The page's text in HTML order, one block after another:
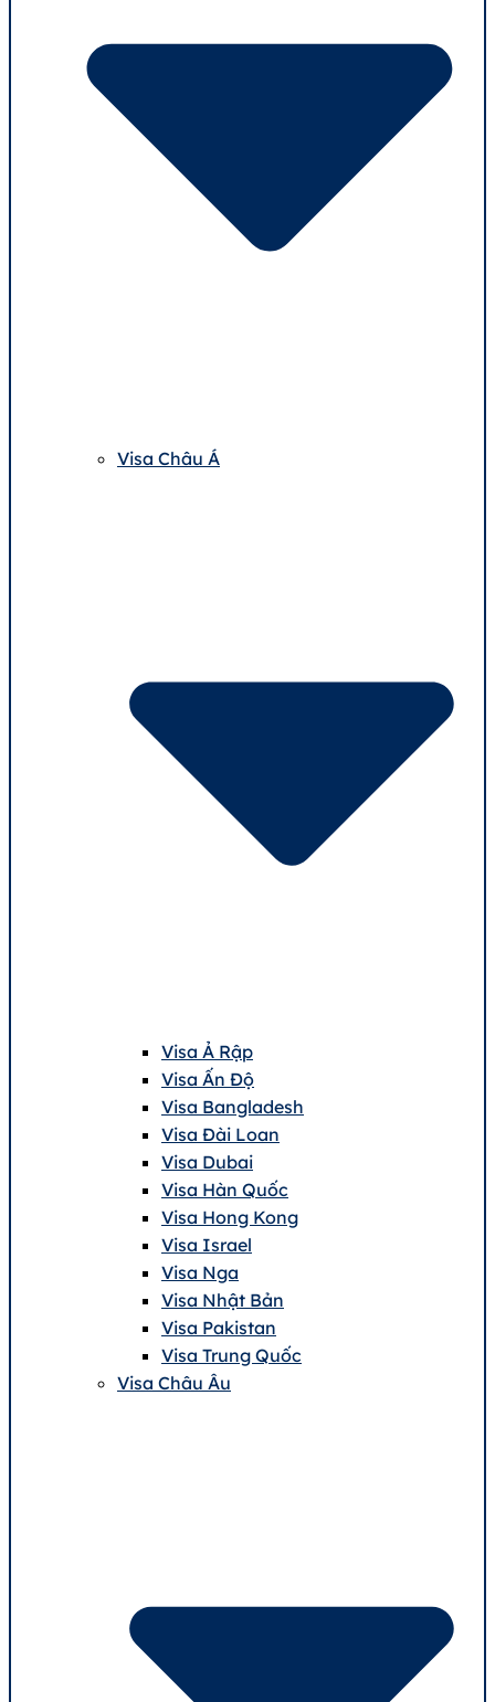
Visa Châu Á
Visa Ả Rập
Visa Ấn Độ
Visa Bangladesh
Visa Đài Loan
Visa Dubai
Visa Hàn Quốc
Visa Hong Kong
Visa Israel
Visa Nga
Visa Nhật Bản
Visa Pakistan
Visa Trung Quốc
Visa Châu Âu